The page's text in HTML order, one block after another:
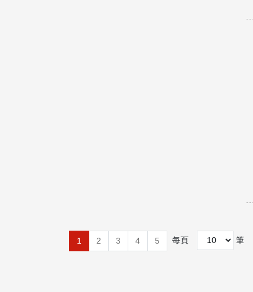
1 2 3 4 5 每頁 筆